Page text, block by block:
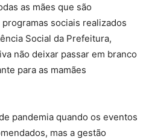
as mães que são
sociais realizados
Social da Prefeitura,
não deixar passar em branco
para as mamães
pandemia quando os eventos
mas a gestão